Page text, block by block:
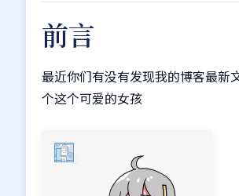
前言
最近你们有没有发现我的博客最新
个这个可爱的女孩